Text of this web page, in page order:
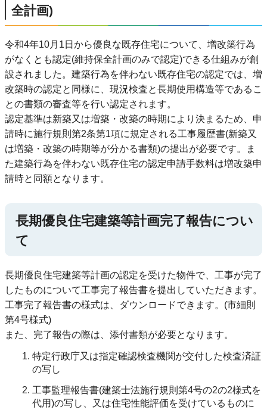
全計画)
令和4年10月1日から優良な既存住宅について、増改築行為
がなくとも認定(維持保全計画のみで認定)できる仕組みが創
設されました。建築行為を伴わない既存住宅の認定では、増
改築時の認定と同様に、現況検査と長期使用構造等であるこ
との書類の審査等を行い認定されます。
認定基準は新築又は増築・改築の時期により決まるため、申
請時に施行規則第2条第1項に規定される工事履歴書(新築又
は増築・改築の時期等が分かる書類)の提出が必要です。ま
た建築行為を伴わない既存住宅の認定申請手数料は増改築申
請時と同額となります。
長期優良住宅建築等計画完了報告につい
て
長期優良住宅建築等計画の認定を受けた物件で、工事が完了
したものについて工事完了報告書を提出していただきます。
工事完了報告書の様式は、ダウンロードできます。(市細則
第4号様式)
また、完了報告の際は、添付書類が必要となります。
特定行政庁又は指定確認検査機関が交付した検査済証
の写し
工事監理報告書(建築士法施行規則第4号の2の2様式を
代用)の写し、又は住宅性能評価を受けているものに